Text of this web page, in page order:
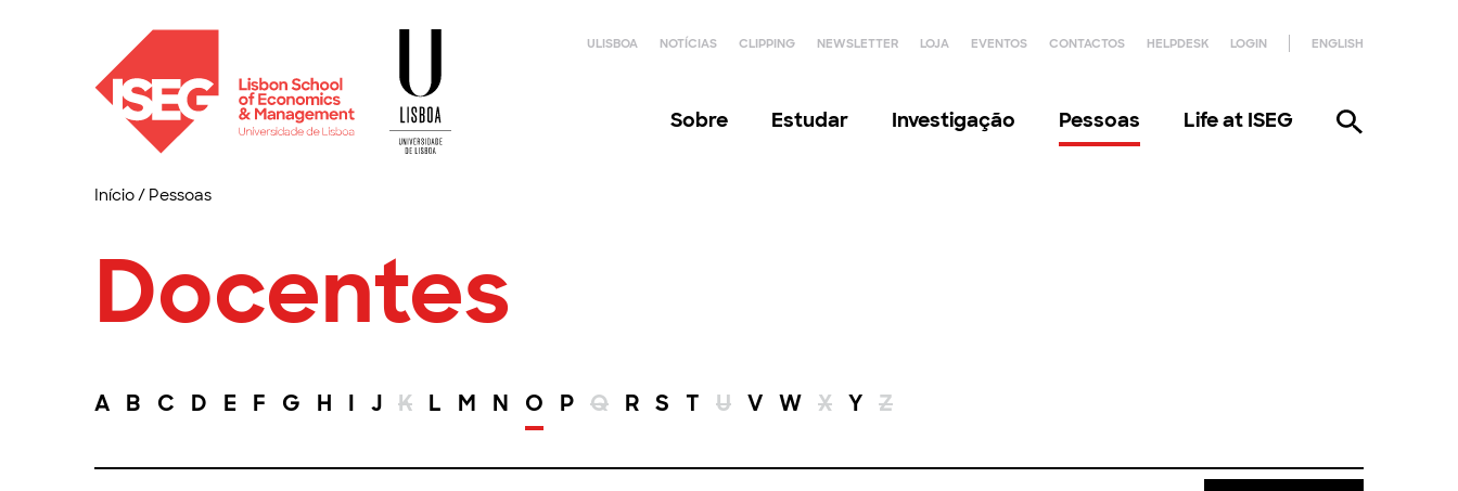
ULISBOA NOTÍCIAS CLIPPING NEWSLETTER LOJA EVENTOS CONTACTOS HELPDESK LOGIN ENGLISH
Sobre Estudar Investigação Pessoas Life at ISEG
Início/ Pessoas
Docentes
A B C D E F G H I J K L M N O P Q R S T U V W X Y Z